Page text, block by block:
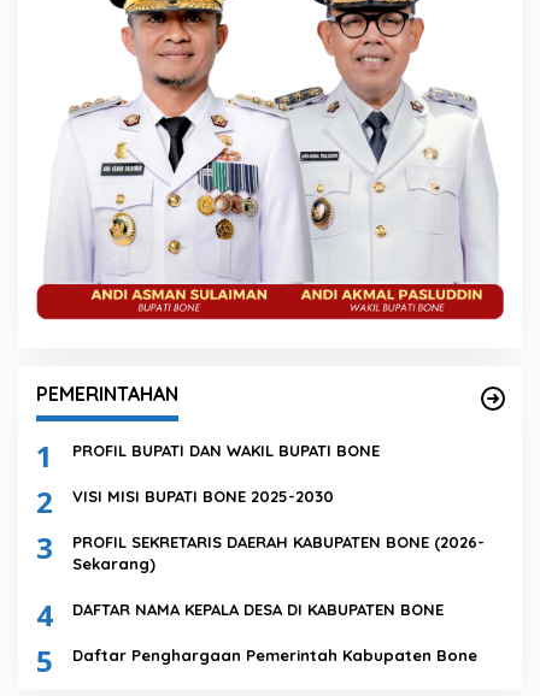
PEMERINTAHAN
1 PROFIL BUPATI DAN WAKIL BUPATI BONE
2 VISI MISI BUPATI BONE 2025-2030
3
PROFIL SEKRETARIS DAERAH KABUPATEN BONE (2026-
Sekarang)
4 DAFTAR NAMA KEPALA DESA DI KABUPATEN BONE
5 Daftar Penghargaan Pemerintah Kabupaten Bone